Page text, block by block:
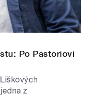
Po Pastoriovi
z